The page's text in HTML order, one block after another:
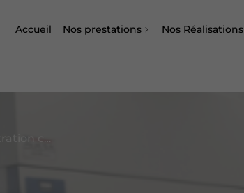
Accueil Nos prestations Nos Réalisations
Guide d'achat d'une hotte à filtration catalytique